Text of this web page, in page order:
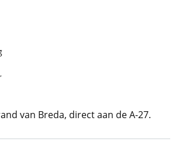
van Breda, direct aan de A-27.